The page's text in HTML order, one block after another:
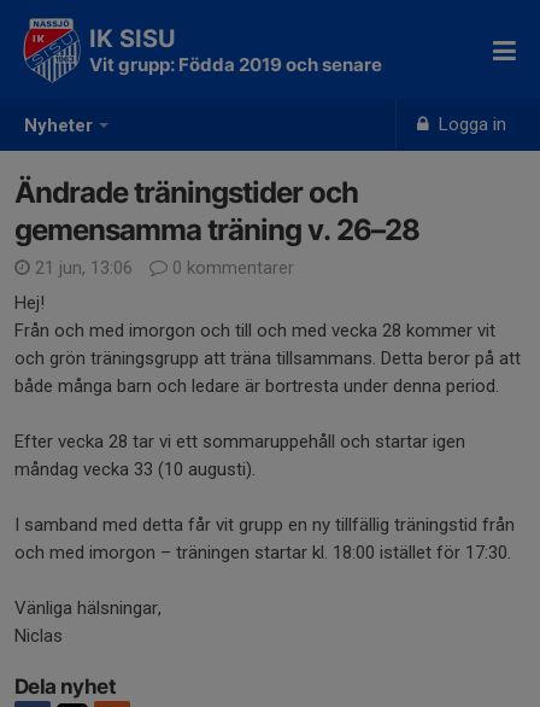
Nyheter Logga in
IK SISU
Vit grupp: Födda 2019 och senare
Ändrade träningstider och
gemensamma träning v. 26–28
21 jun, 13:06
0 kommentarer
Hej!
Från och med imorgon och till och med vecka 28 kommer vit
och grön träningsgrupp att träna tillsammans. Detta beror på att
både många barn och ledare är bortresta under denna period.
Efter vecka 28 tar vi ett sommaruppehåll och startar igen
måndag vecka 33 (10 augusti).
I samband med detta får vit grupp en ny tillfällig träningstid från
och med imorgon – träningen startar kl. 18:00 istället för 17:30.
Vänliga hälsningar,
Niclas
Dela nyhet